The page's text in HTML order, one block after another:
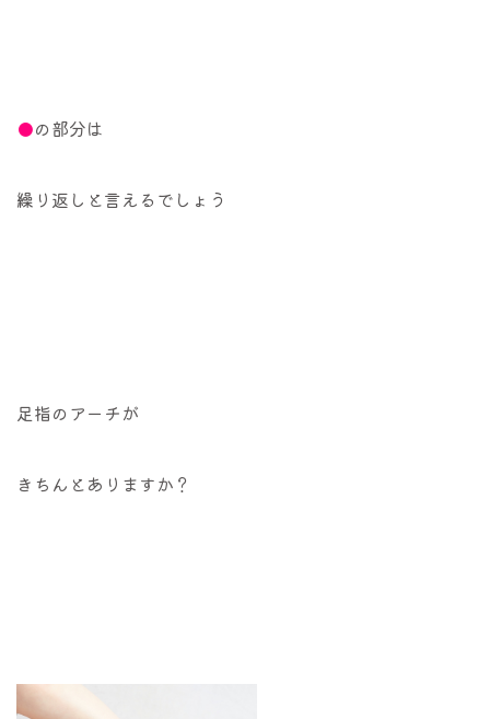
●の部分は
繰り返しと言えるでしょう
足指のアーチが
きちんとありますか？